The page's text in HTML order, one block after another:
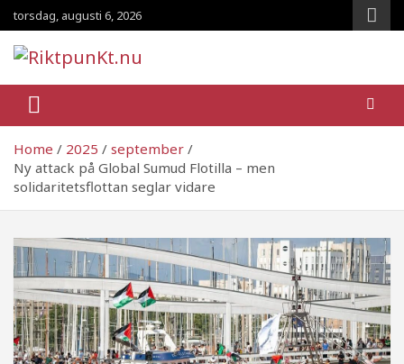
Skip
to
content
torsdag, augusti 6, 2026
RiktpunKt.nu
Home 2025
september
Ny attack på Global Sumud Flotilla – men
solidaritetsflottan seglar vidare